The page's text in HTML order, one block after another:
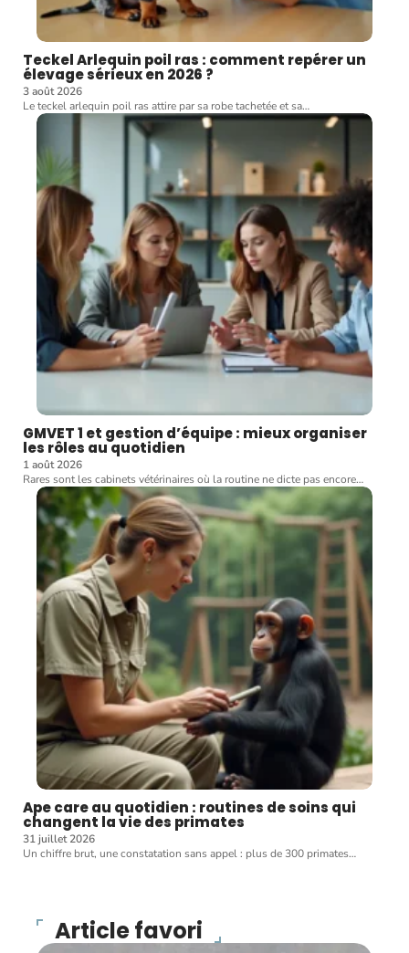
Teckel Arlequin poil ras : comment repérer un
élevage sérieux en 2026 ?
3 août 2026
Le teckel arlequin poil ras attire par sa robe tachetée et sa…
GMVET 1 et gestion d’équipe : mieux organiser
les rôles au quotidien
1 août 2026
Rares sont les cabinets vétérinaires où la routine ne dicte pas encore…
Ape care au quotidien : routines de soins qui
changent la vie des primates
31 juillet 2026
Un chiffre brut, une constatation sans appel : plus de 300 primates…
Article favori